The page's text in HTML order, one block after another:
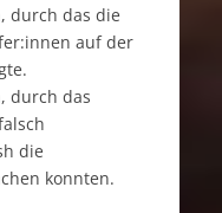
durch das die
auf der
durch das
die
konnten.